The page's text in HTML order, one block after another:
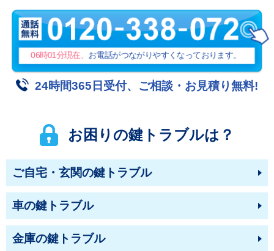
06時01分現在、 お電話がつながりやすくなっております。
24時間365日受付、ご相談・お見積り無料!
お困りの鍵トラブルは？
ご自宅・玄関の鍵トラブル
車の鍵トラブル
金庫の鍵トラブル